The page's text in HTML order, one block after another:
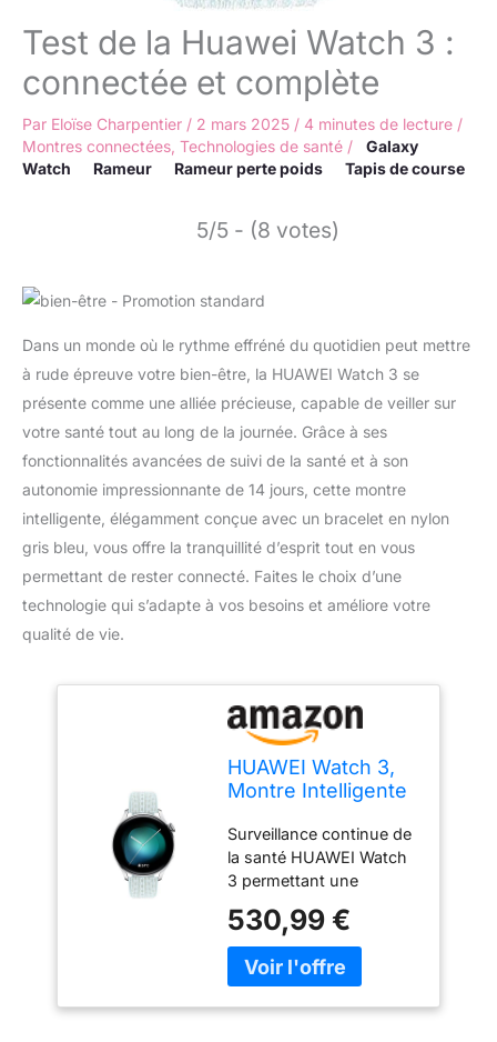
Test de la Huawei Watch 3 :
connectée et complète
Par Eloïse Charpentier / 2 mars 2025 / 4 minutes de lecture /
Montres connectées Technologies de santé /
Galaxy
Watch
Rameur Rameur perte poids Tapis de course
5/5 - (8 votes)
Dans un monde où le rythme effréné du quotidien peut mettre
à rude épreuve votre bien-être, la HUAWEI Watch 3 se
présente comme une alliée précieuse, capable de veiller sur
votre santé tout au long de la journée. Grâce à ses
fonctionnalités avancées de suivi de la santé et à son
autonomie impressionnante de 14 jours, cette montre
intelligente, élégamment conçue avec un bracelet en nylon
gris bleu, vous offre la tranquillité d’esprit tout en vous
permettant de rester connecté. Faites le choix d’une
technologie qui s’adapte à vos besoins et améliore votre
qualité de vie.
HUAWEI Watch 3,
Montre Intelligente
avec Sp02 et Suivi
de la santé Tout au
Long de la journée,
autonomie de la
Batterie de 14
Jours, Bracelet en
Nylon Gris Bleu
Surveillance continue de
la santé HUAWEI Watch
3 permettant une
l'oxygène dans le sang,
de la fréquence
cardiaque et de la
530,99 €